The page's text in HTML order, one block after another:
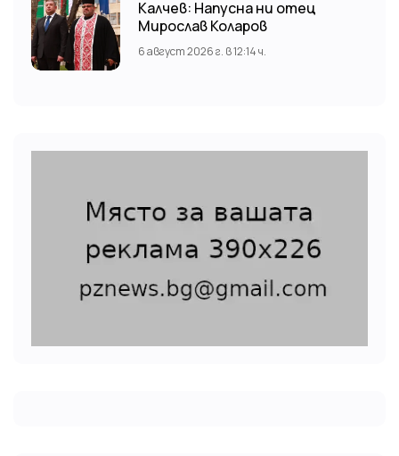
Калчев: Напусна ни отец
Мирослав Коларов
6 август 2026 г. в 12:14 ч.